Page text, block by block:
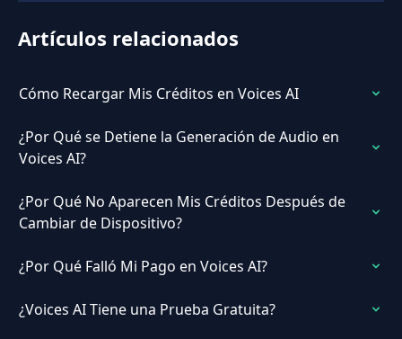
Artículos relacionados
Cómo Recargar Mis Créditos en Voices AI
¿Por Qué se Detiene la Generación de Audio en
Voices AI?
¿Por Qué No Aparecen Mis Créditos Después de
Cambiar de Dispositivo?
¿Por Qué Falló Mi Pago en Voices AI?
¿Voices AI Tiene una Prueba Gratuita?